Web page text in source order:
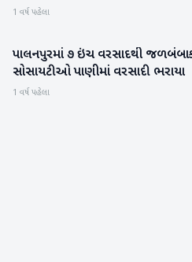
1 વર્ષ પહેલા
બનાસકાંઠા
પાલનપુરમાં ૭ ઇંચ વરસાદથી
સોસાયટીઓ પાણીમાં વરસાદી ભરાયા
1 વર્ષ પહેલા